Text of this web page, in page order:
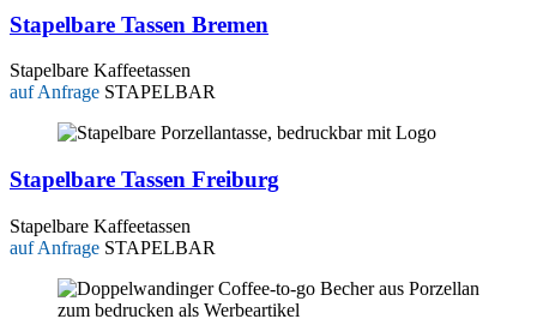
Stapelbare Tassen Bremen
Stapelbare Kaffeetassen
auf Anfrage STAPELBAR
Stapelbare Tassen Freiburg
Stapelbare Kaffeetassen
auf Anfrage STAPELBAR